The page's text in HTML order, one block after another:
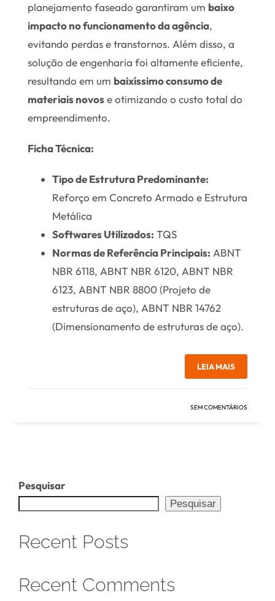
planejamento faseado garantiram um baixo
impacto no funcionamento da agência,
evitando perdas e transtornos. Além disso, a
solução de engenharia foi altamente eficiente,
resultando em um baixíssimo consumo de
materiais novose otimizando o custo total do
empreendimento.
Ficha Técnica:
Tipo de Estrutura Predominante:
Reforço em Concreto Armado e Estrutura
Metálica
Softwares Utilizados: TQS
Normas de Referência Principais: ABNT
NBR 6118, ABNT NBR 6120, ABNT NBR
6123, ABNT NBR 8800 (Projeto de
estruturas de aço), ABNT NBR 14762
(Dimensionamento de estruturas de aço).
LEIA MAIS
SEM COMENTÁRIOS
Pesquisar
Pesquisar
Recent Posts
Recent Comments